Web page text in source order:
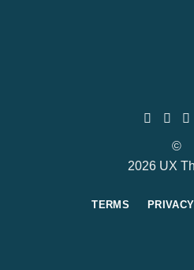
©
2026 UX
TERMS PRIVACY